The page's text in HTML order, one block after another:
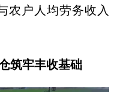
农户人均劳务收入
筑牢丰收基础